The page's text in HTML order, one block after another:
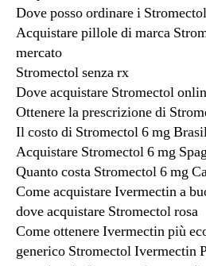
Dove posso ordinare i
Acquistare pillole di marca
mercato
Stromectol senza rx
Dove acquistare Stromectol
Ottenere la prescrizione di
Il costo di Stromectol 6 mg
Acquistare Stromectol 6 mg
Quanto costa Stromectol 6 mg
Come acquistare Ivermectin a
dove acquistare Stromectol rosa
Come ottenere Ivermectin più
generico Stromectol Ivermectin